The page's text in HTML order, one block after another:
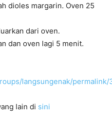
dioles margarin. Oven 25
dari oven.
dan oven lagi 5 menit.
langsungenak/
lain di sini